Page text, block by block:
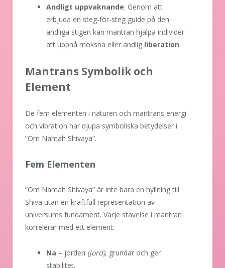
Andligt uppvaknande: Genom att
erbjuda en steg-för-steg guide på den
andliga stigen kan mantran hjälpa individer
att uppnå moksha eller andlig liberation.
Mantrans Symbolik och
Element
De fem elementen i naturen och mantrans energi
och vibration har djupa symboliska betydelser i
”Om Namah Shivaya”.
Fem Elementen
”Om Namah Shivaya” är inte bara en hyllning till
Shiva utan en kraftfull representation av
universums fundament. Varje stavelse i mantran
korrelerar med ett element:
Na – jorden (jord), grundar och ger
stabilitet.